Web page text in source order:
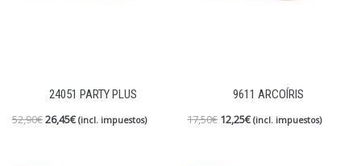
24051 PARTY PLUS
52,90€26,45€ (incl. impuestos)
9611 ARCOÍRIS
17,50€ 12,25€ (incl. impuestos)